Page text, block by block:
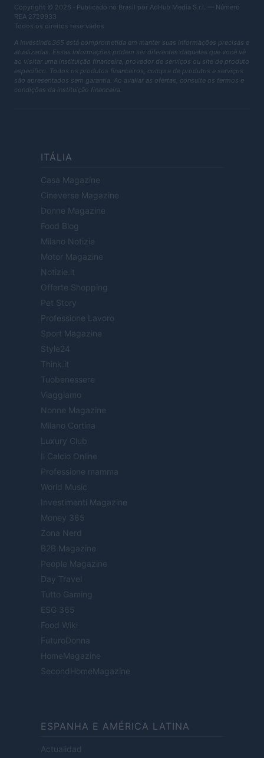
Copyright © 2026 · Publicado no Brasil por AdHub Media S.r.l. — Número
REA 2729933
Todos os direitos reservados
A Investindo365 está comprometida em manter suas informações precisas e
atualizadas. Essas informações podem ser diferentes daquelas que você vê
ao visitar uma instituição financeira, provedor de serviços ou site de produto
específico. Todos os produtos financeiros, compra de produtos e serviços
são apresentados sem garantia. Ao avaliar as ofertas, consulte os termos e
condições da instituição financeira.
ITÁLIA
Casa Magazine
Cineverse Magazine
Donne Magazine
Food Blog
Milano Notizie
Motor Magazine
Notizie.it
Offerte Shopping
Pet Story
Professione Lavoro
Sport Magazine
Style24
Think.it
Tuobenessere
Viaggiamo
Nonne Magazine
Milano Cortina
Luxury Club
Il Calcio Online
Professione mamma
World Music
Investimenti Magazine
Money 365
Zona Nerd
B2B Magazine
People Magazine
Day Travel
Tutto Gaming
ESG 365
Food Wiki
FuturoDonna
HomeMagazine
SecondHomeMagazine
ESPANHA E AMÉRICA LATINA
Actualidad